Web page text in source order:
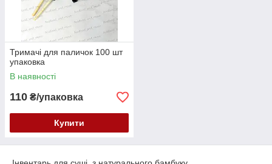
Тримачі для паличок 100 шт
упаковка
В наявності
110 ₴/упаковка
Купити